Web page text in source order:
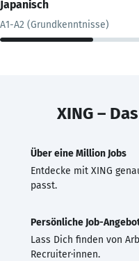
Japanisch
A1-A2 (Grundkenntnisse)
XING –
Über eine Million Jobs
Entdecke mit XING
passt.
Persönliche Job-
Lass Dich finden von
Recruiter·innen.